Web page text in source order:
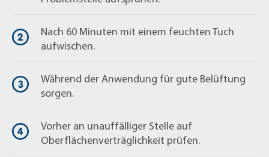
Fragen zum Produkt?
+49 (0) 2163 / 950 90 999
shop@mellerud.de
Nach 60 Minuten mit einem feuchten Tuch
aufwischen.
Während der Anwendung für gute Belüftung
sorgen.
Vorher an unauffälliger Stelle auf
Oberflächenverträglichkeit prüfen.